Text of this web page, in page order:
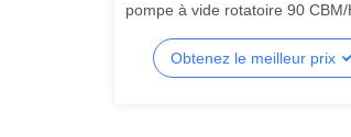
pompe à vide rotatoire 90 CBM/
palette scellée d'étape par huile
Obtenez le meilleur prix